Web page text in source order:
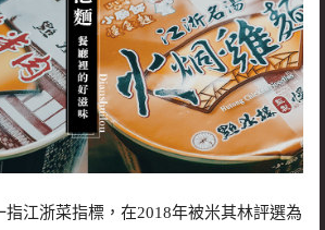
江浙菜指標，在2018年被米其林評選為